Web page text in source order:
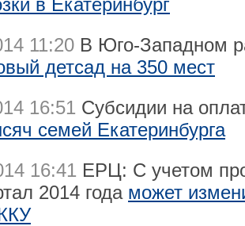
в Екатеринбург
11:20 В Юго-Западном
детсад на 350 мест
16:51 Субсидии на
семей Екатеринбурга
16:41 ЕРЦ: С учетом
2014 года может